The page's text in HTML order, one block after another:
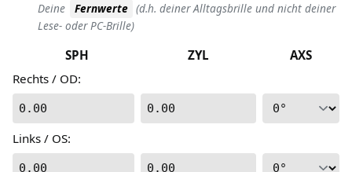
Deine Fernwerte (d.h. deiner Alltagsbrille und nicht deiner
Lese- oder PC-Brille)
SPH ZYL
AXS
Rechts / OD:
0.00 0.00
Links / OS:
0.00 0.00